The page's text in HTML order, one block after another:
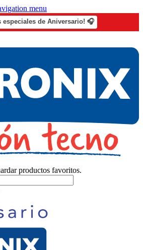
menu
especiales de Aniversario! 🎧
productos favoritos.